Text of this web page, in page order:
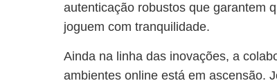
autenticação robustos que garantem
joguem com tranquilidade.
Ainda na linha das inovações, a
ambientes online está em ascensão.